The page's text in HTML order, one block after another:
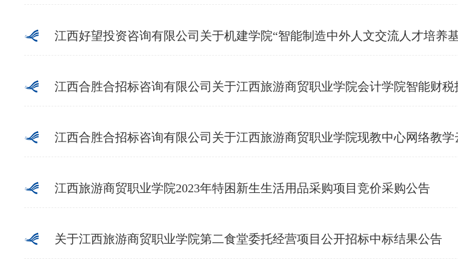
江西好望投资咨询有限公司关于机建学院“智能制造中外人文交流人才培养基地—工业物联网中心”—可编程控制器
江西合胜合招标咨询有限公司关于江西旅游商贸职业学院会计学院智能财税技能测评软
江西合胜合招标咨询有限公司关于江西旅游商贸职业学院现教中心网络教学云平台采购项
江西旅游商贸职业学院2023年特困新生生活用品采购项目竞价采购公告
关于江西旅游商贸职业学院第二食堂委托经营项目公开招标中标结果公告